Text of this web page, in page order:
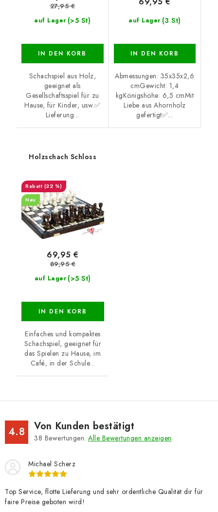
auf Lager (>5 St)
27,95 €
IN DEN KORB
Schachspiel aus Holz,
geeignet als
Gesellschaftsspiel für zu
Hause, für Kinder, usw.✅
Lieferung...
auf Lager (3 St)
IN DEN KORB
Abmessungen: 35x35x2,6
cmGewicht: 1,4
kgKönigshöhe: 6,5 cmMit
Liebe aus Ahornholz
gefertigt✅...
Holzschach Schloss
(22 %)
Neu
auf Lager (>5 St)
69,95 €
89,95 €
IN DEN KORB
Einfaches und kompaktes
Schachspiel, geeignet für
das Spielen zu Hause, im
Café, in der Schule...
4.8 Von Kunden bestätigt
38 Bewertungen. Alle Bewertungen anzeigen
Michael Scherz
Top Service, flotte Lieferung und sehr ordentliche Qualität dir für
faire Preise geboten wird!